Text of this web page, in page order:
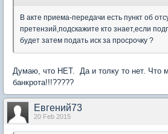
В акте приема-передачи есть пункт об
претензий,подскажите кто знает,если
будет затем подать иск за просрочку ?
Думаю, что НЕТ. Да и толку то нет. Что
банкрота!!!?????
Евгений73
20 Feb 2015